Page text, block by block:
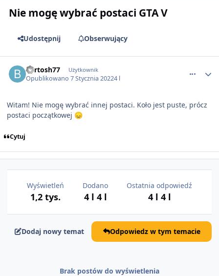
Nie mogę wybrać postaci GTA V
Udostępnij Obserwujący
Bartosh77 Użytkownik
Opublikowano7 Stycznia 20224 l
Witam! Nie mogę wybrać innej postaci. Koło jest puste, prócz
postaci początkowej 😞
Cytuj
Wyświetleń
1,2 tys.
Dodano
4 l 4 l
Ostatnia odpowiedź
4 l 4 l
Dodaj nowy temat Odpowiedz w tym temacie
Brak postów do wyświetlenia